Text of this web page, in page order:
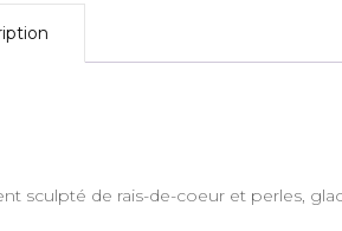
sculpté de rais-de-coeur et perles,